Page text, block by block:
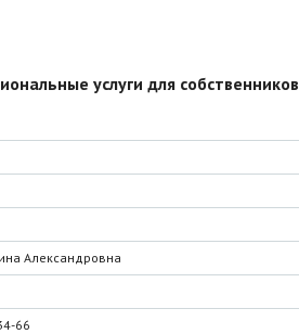
услуги для собственников
Александровна
66